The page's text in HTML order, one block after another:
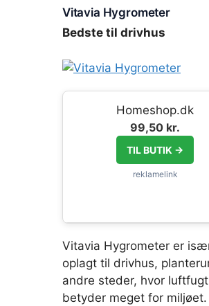
Vitavia Hygrometer
Bedste til drivhus
Homeshop.dk
99,50 kr.
TIL BUTIK →
Vitavia Hygrometer er
oplagt til drivhus,
andre steder, hvor
betyder meget for miljøet.